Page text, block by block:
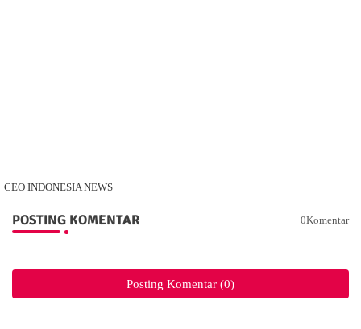
CEO INDONESIA NEWS
POSTING KOMENTAR 0Komentar
Posting Komentar (0)